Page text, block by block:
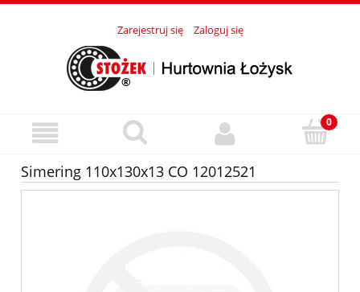
Zarejestruj się Zaloguj się
Simering 110x130x13 CO 12012521